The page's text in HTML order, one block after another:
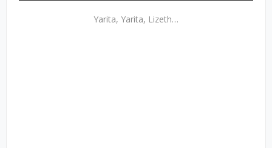
Yarita, Yarita, Lizeth…